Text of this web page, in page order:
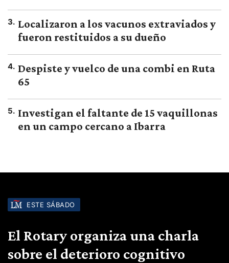
3. Localizaron a los vacunos extraviados y
fueron restituidos a su dueño
4. Despiste y vuelco de una combi en Ruta
65
5. Investigan el faltante de 15 vaquillonas
en un campo cercano a Ibarra
ESTE SÁBADO
El Rotary organiza una charla
sobre el deterioro cognitivo